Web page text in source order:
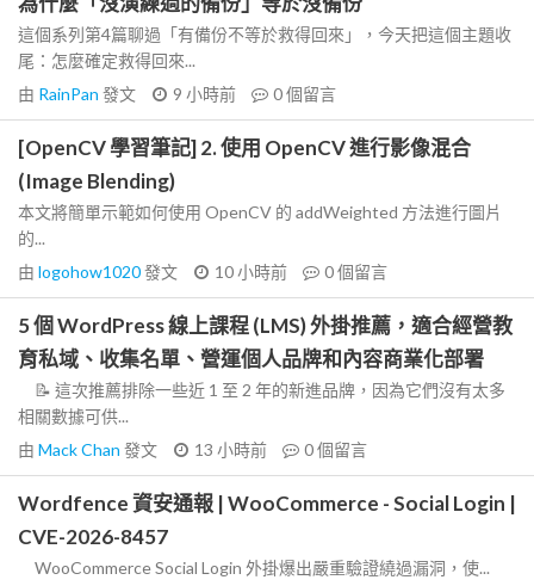
這個系列第4篇聊過「有備份不等於救得回來」，今天把這個主題收
尾：怎麼確定救得回來...
由 RainPan 發文 9 小時前 0個留言
[OpenCV 學習筆記] 2. 使用 OpenCV 進行影像混合
(Image Blending)
本文將簡單示範如何使用 OpenCV 的 addWeighted 方法進行圖片
的...
由 logohow1020發文 10 小時前 0個留言
5 個 WordPress 線上課程 (LMS) 外掛推薦，適合經營教
育私域、收集名單、營運個人品牌和內容商業化部署
📝 這次推薦排除一些近 1 至 2 年的新進品牌，因為它們沒有太多
相關數據可供...
由 Mack Chan 發文 13 小時前 0個留言
Wordfence 資安通報 | WooCommerce - Social Login |
CVE-2026-8457
WooCommerce Social Login 外掛爆出嚴重驗證繞過漏洞，使...